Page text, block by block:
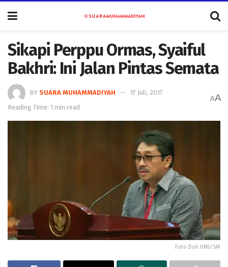
Sikapi Perppu Ormas, Syaiful
Bakhri: Ini Jalan Pintas Semata
BY SUARA MUHAMMADIYAH
17 Juli, 2017
Reading Time: 1 min read
AA
Foto Dok UMJ/SM